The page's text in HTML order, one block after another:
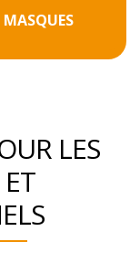
MASQUES
LES